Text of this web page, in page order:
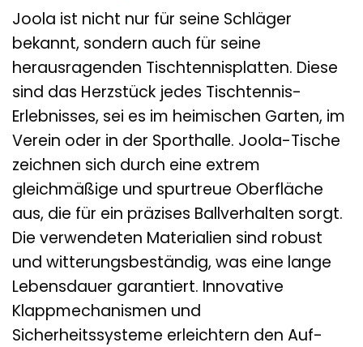
Joola ist nicht nur für seine Schläger
bekannt, sondern auch für seine
herausragenden Tischtennisplatten. Diese
sind das Herzstück jedes Tischtennis-
Erlebnisses, sei es im heimischen Garten, im
Verein oder in der Sporthalle. Joola-Tische
zeichnen sich durch eine extrem
gleichmäßige und spurtreue Oberfläche
aus, die für ein präzises Ballverhalten sorgt.
Die verwendeten Materialien sind robust
und witterungsbeständig, was eine lange
Lebensdauer garantiert. Innovative
Klappmechanismen und
Sicherheitssysteme erleichtern den Auf-